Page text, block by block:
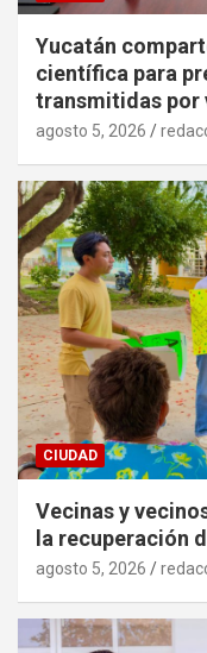
Yucatán
científica para
transmitidas por
agosto 5, 2026
CIUDAD
Vecinas y
la recuperación
agosto 5, 2026